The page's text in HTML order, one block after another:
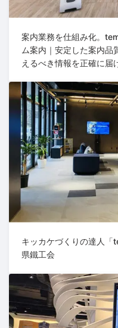
案内業務を仕組み化。
ム案内｜安定した案内品
えるべき情報を正確に届
キッカケづくりの達人「
県鐵工会